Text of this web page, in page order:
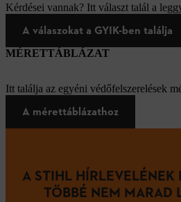
Kérdései vannak? Itt választ talál a
A válaszokat a GYIK-ben találja
MÉRETTÁBLÁZAT
Itt találja az egyéni védőfelszerelések
A mérettáblázathoz
A STIHL HÍRLEVELÉNEK
TÖBBÉ NEM MARAD